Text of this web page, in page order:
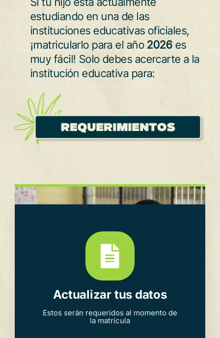
estudiando en una de las
instituciones educativas oficiales,
¡matricularlo para el año 2026 es
muy fácil! Solo debes acercarte a la
institución educativa para:
Actualizar tus datos
Estos serán requeridos al momento de
la matrícula